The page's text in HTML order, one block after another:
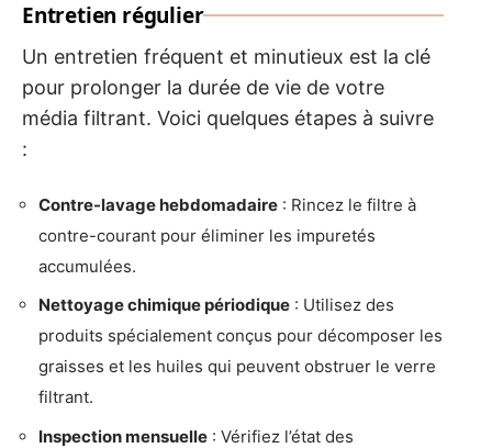
Entretien régulier
Un entretien fréquent et minutieux est la clé
pour prolonger la durée de vie de votre
média filtrant. Voici quelques étapes à suivre
:
Contre-lavage hebdomadaire : Rincez le filtre à
contre-courant pour éliminer les impuretés
accumulées.
Nettoyage chimique périodique : Utilisez des
produits spécialement conçus pour décomposer les
graisses et les huiles qui peuvent obstruer le verre
filtrant.
Inspection mensuelle : Vérifiez l’état des